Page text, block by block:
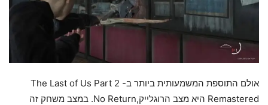
אולם התוספת המשמעותית ביותר ב- The Last of Us Part 2
Remastered היא מצב הרוגלייק,No Return. במצב משחק זה